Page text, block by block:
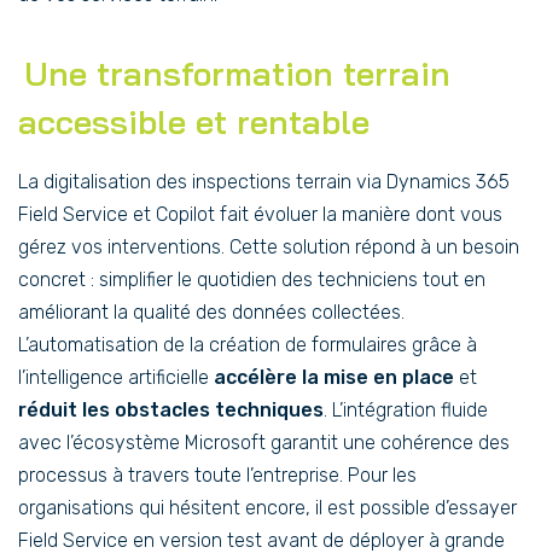
Une transformation terrain
accessible et rentable
La digitalisation des inspections terrain via Dynamics 365
Field Service et Copilot fait évoluer la manière dont vous
gérez vos interventions. Cette solution répond à un besoin
concret : simplifier le quotidien des techniciens tout en
améliorant la qualité des données collectées.
L’automatisation de la création de formulaires grâce à
l’intelligence artificielle accélère la mise en place et
réduit les obstacles techniques. L’intégration fluide
avec l’écosystème Microsoft garantit une cohérence des
processus à travers toute l’entreprise. Pour les
organisations qui hésitent encore, il est possible d’essayer
Field Service en version test avant de déployer à grande